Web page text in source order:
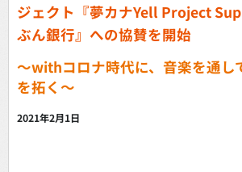
ジェクト 『夢カナYell Project
ぶん銀行』への協賛を開始
～withコロナ時代に、音楽を通し
を拓く～
2021年2月1日